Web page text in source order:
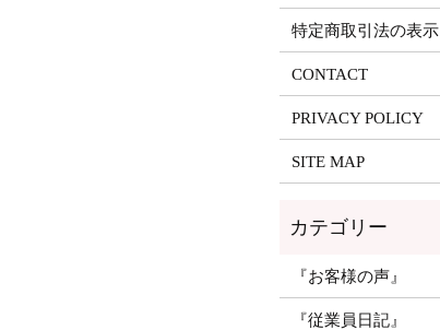
特定商取引法の表示
CONTACT
PRIVACY POLICY
SITE MAP
『お客様の声』
『従業員日記』